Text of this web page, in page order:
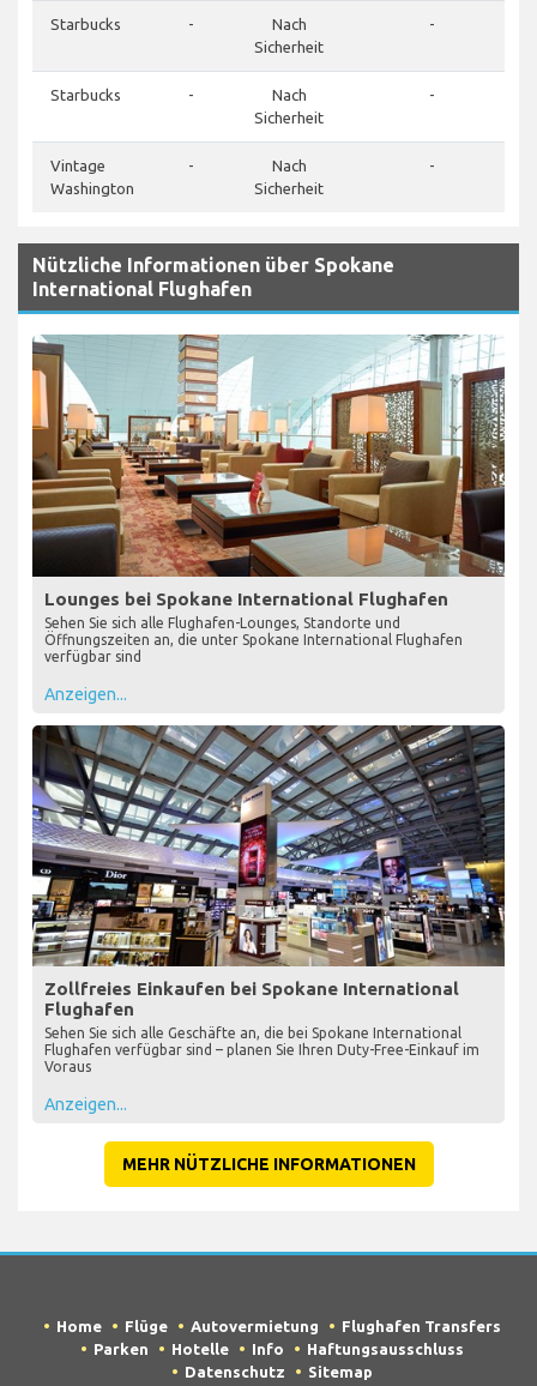
Starbucks -
Nach
Sicherheit
-
Starbucks -
Nach
Sicherheit
-
Vintage
Washington
-
Nach
Sicherheit
-
Nützliche Informationen über Spokane
International Flughafen
Lounges bei Spokane International Flughafen
Sehen Sie sich alle Flughafen-Lounges, Standorte und
Öffnungszeiten an, die unter Spokane International Flughafen
verfügbar sind
Anzeigen...
Zollfreies Einkaufen bei Spokane International
Flughafen
Sehen Sie sich alle Geschäfte an, die bei Spokane International
Flughafen verfügbar sind – planen Sie Ihren Duty-Free-Einkauf im
Voraus
Anzeigen...
MEHR NÜTZLICHE INFORMATIONEN
Home Flüge Autovermietung
Flughafen Transfers
Parken
Hotelle Info
Haftungsausschluss
Datenschutz
Sitemap